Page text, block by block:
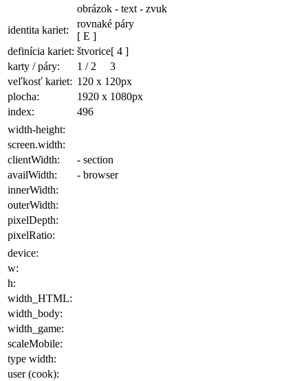
obrázok - text - zvuk
identita kariet:
rovnaké páry
[ E ]
definícia kariet: štvorice[ 4 ]
karty / páry:
1 / 2
3
veľkosť kariet: 120 x 120px
plocha: 1920 x 1080px
index:
496
width-height:
screen.width:
clientWidth:
- section
availWidth:
- browser
innerWidth:
outerWidth:
pixelDepth:
pixelRatio:
device:
w:
h:
width_HTML:
width_body:
width_game:
scaleMobile:
type width:
user (cook):